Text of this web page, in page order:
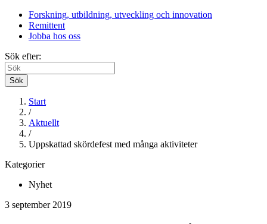
Forskning, utbildning, utveckling och innovation
Remittent
Jobba hos oss
Sök efter:
Sök
Start
/
Aktuellt
/
Uppskattad skördefest med många aktiviteter
Kategorier
Nyhet
3 september 2019